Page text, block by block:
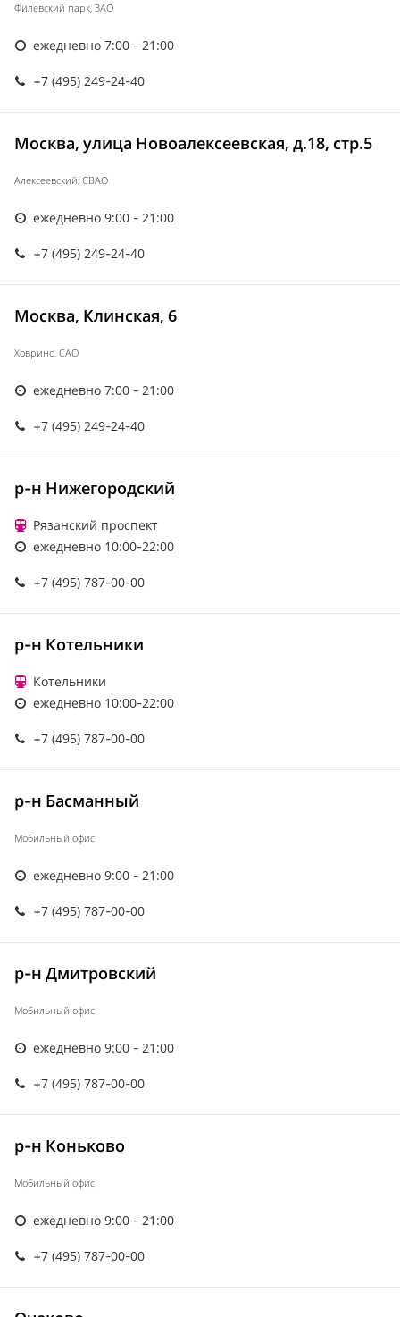
Филевский парк, ЗАО
ежедневно 7:00 - 21:00
+7 (495) 249-24-40
Москва, улица Новоалексеевская, д.18, стр.5
Алексеевский, СВАО
ежедневно 9:00 - 21:00
+7 (495) 249-24-40
Москва, Клинская, 6
Ховрино, САО
ежедневно 7:00 - 21:00
+7 (495) 249-24-40
р-н Нижегородский
Рязанский проспект
ежедневно 10:00-22:00
+7 (495) 787-00-00
р-н Котельники
Котельники
ежедневно 10:00-22:00
+7 (495) 787-00-00
р-н Басманный
Мобильный офис
ежедневно 9:00 - 21:00
+7 (495) 787-00-00
р-н Дмитровский
Мобильный офис
ежедневно 9:00 - 21:00
+7 (495) 787-00-00
р-н Коньково
Мобильный офис
ежедневно 9:00 - 21:00
+7 (495) 787-00-00